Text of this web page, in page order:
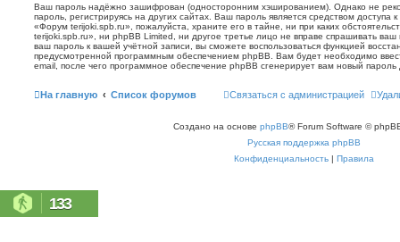
Ваш пароль надёжно зашифрован (односторонним хэшированием). Однако не
пароль, регистрируясь на других сайтах. Ваш пароль является средством
«Форум terijoki.spb.ru», пожалуйста, храните его в тайне, ни при каких
terijoki.spb.ru», ни phpBB Limited, ни другое третье лицо не вправе спрашивать
ваш пароль к вашей учётной записи, вы сможете воспользоваться функцией
предусмотренной программным обеспечением phpBB. Вам будет необходимо
email, после чего программное обеспечение phpBB сгенерирует вам новый
На главную Список форумов Связаться с администрацией
Создано на основе phpBB® Forum Software ©
Русская поддержка phpBB
Конфиденциальность | Правила
133